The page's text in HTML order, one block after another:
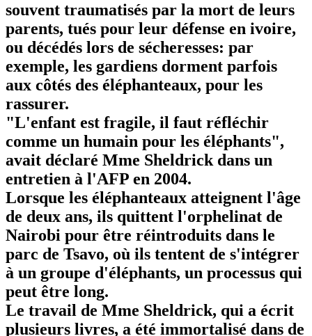
souvent traumatisés par la mort de leurs
parents, tués pour leur défense en ivoire,
ou décédés lors de sécheresses: par
exemple, les gardiens dorment parfois
aux côtés des éléphanteaux, pour les
rassurer.
"L'enfant est fragile, il faut réfléchir
comme un humain pour les éléphants",
avait déclaré Mme Sheldrick dans un
entretien à l'AFP en 2004.
Lorsque les éléphanteaux atteignent l'âge
de deux ans, ils quittent l'orphelinat de
Nairobi pour être réintroduits dans le
parc de Tsavo, où ils tentent de s'intégrer
à un groupe d'éléphants, un processus qui
peut être long.
Le travail de Mme Sheldrick, qui a écrit
plusieurs livres, a été immortalisé dans de